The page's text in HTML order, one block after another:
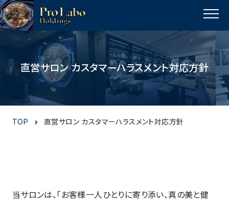
MENU
直営サロン カスタマーハラスメント対応方針
TOP 直営サロン カスタマーハラスメント対応方針
当サロンは、「お客様一人ひとりに寄り添い、真の美と健
p
a
g
s
a
a
m
c
e
b
o
o
k
i
t
t
e
r
u
t
u
b
e